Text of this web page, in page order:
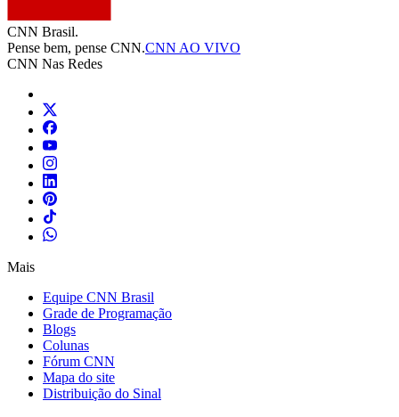
CNN Brasil.
Pense bem, pense CNN.CNN AO VIVO
CNN Nas Redes
Mais
Equipe CNN Brasil
Grade de Programação
Blogs
Colunas
Fórum CNN
Mapa do site
Distribuição do Sinal